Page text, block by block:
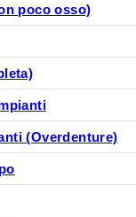
poco osso)
(Overdenture)